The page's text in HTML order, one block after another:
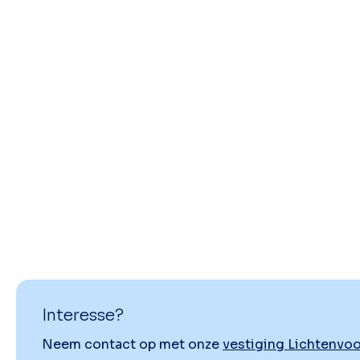
Interesse?
Neem contact op met onzevestiging